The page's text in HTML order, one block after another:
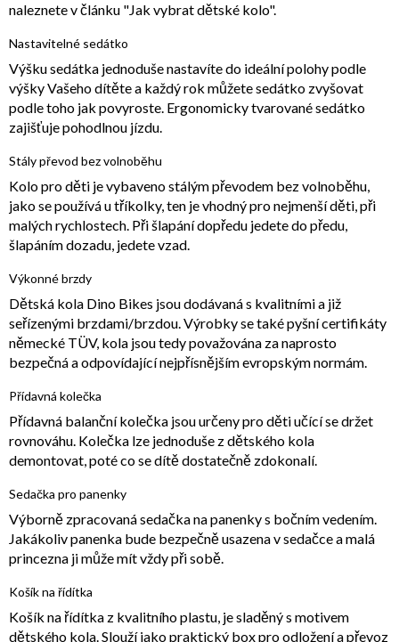
naleznete v článku "Jak vybrat dětské kolo".
Nastavitelné sedátko
Výšku sedátka jednoduše nastavíte do ideální polohy podle
výšky Vašeho dítěte a každý rok můžete sedátko zvyšovat
podle toho jak povyroste. Ergonomicky tvarované sedátko
zajišťuje pohodlnou jízdu.
Stály převod bez volnoběhu
Kolo pro děti je vybaveno stálým převodem bez volnoběhu,
jako se používá u tříkolky, ten je vhodný pro nejmenší děti, při
malých rychlostech. Při šlapání dopředu jedete do předu,
šlapáním dozadu, jedete vzad.
Výkonné brzdy
Dětská kola Dino Bikes jsou dodávaná s kvalitními a již
seřízenými brzdami/brzdou. Výrobky se také pyšní certifikáty
německé TÜV, kola jsou tedy považována za naprosto
bezpečná a odpovídající nejpřísnějším evropským normám.
Přídavná kolečka
Přídavná balanční kolečka jsou určeny pro děti učící se držet
rovnováhu. Kolečka lze jednoduše z dětského kola
demontovat, poté co se dítě dostatečně zdokonalí.
Sedačka pro panenky
Výborně zpracovaná sedačka na panenky s bočním vedením.
Jakákoliv panenka bude bezpečně usazena v sedačce a malá
princezna ji může mít vždy při sobě.
Košík na řídítka
Košík na řídítka z kvalitního plastu, je sladěný s motivem
dětského kola. Slouží jako praktický box pro odložení a převoz